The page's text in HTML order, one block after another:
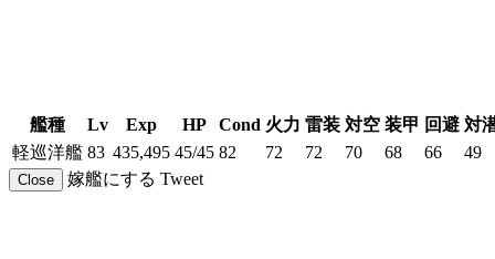
艦種 Lv Exp HP Cond 火力 雷装 対空 装甲 回避 対
軽巡洋艦 83 435,495 45/45 82 72 72 70 68 66 49
Close 嫁艦にする Tweet